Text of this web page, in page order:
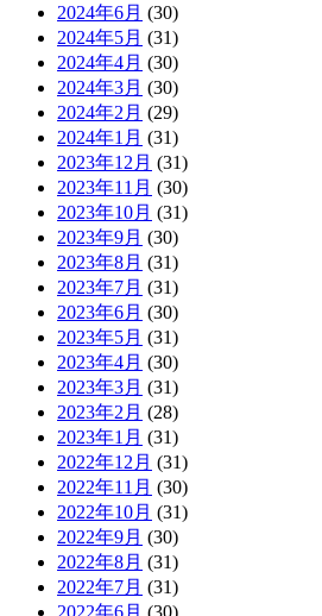
2024年6月 (30)
2024年5月 (31)
2024年4月 (30)
2024年3月 (30)
2024年2月 (29)
2024年1月 (31)
2023年12月 (31)
2023年11月 (30)
2023年10月 (31)
2023年9月 (30)
2023年8月 (31)
2023年7月 (31)
2023年6月 (30)
2023年5月 (31)
2023年4月 (30)
2023年3月 (31)
2023年2月 (28)
2023年1月 (31)
2022年12月 (31)
2022年11月 (30)
2022年10月 (31)
2022年9月 (30)
2022年8月 (31)
2022年7月 (31)